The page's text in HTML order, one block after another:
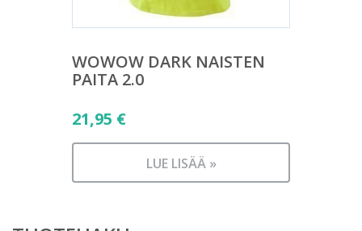
WOWOW DARK NAISTEN
PAITA 2.0
21,95 €
LUE LISÄÄ »